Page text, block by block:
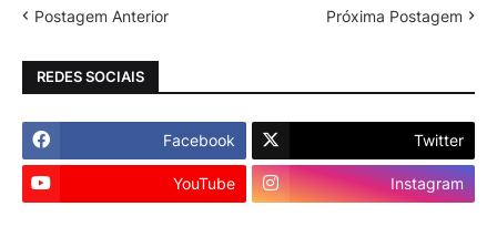
Postagem Anterior Próxima Postagem
REDES SOCIAIS
Facebook Twitter
YouTube Instagram